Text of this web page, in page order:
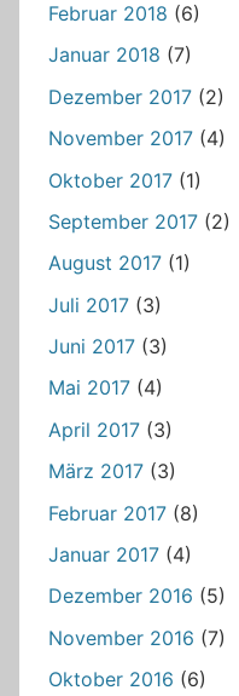
Februar 2018 (6)
Januar 2018 (7)
Dezember 2017 (2)
November 2017 (4)
Oktober 2017 (1)
September 2017 (2)
August 2017 (1)
Juli 2017 (3)
Juni 2017 (3)
Mai 2017 (4)
April 2017 (3)
März 2017 (3)
Februar 2017 (8)
Januar 2017 (4)
Dezember 2016 (5)
November 2016 (7)
Oktober 2016 (6)